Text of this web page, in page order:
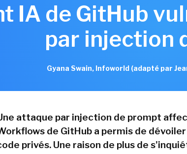
IA de GitHub
par injection
Gyana Swain, Infoworld (adapté par
attaque par injection de prompt
de GitHub a permis de
privés. Une raison de plus de